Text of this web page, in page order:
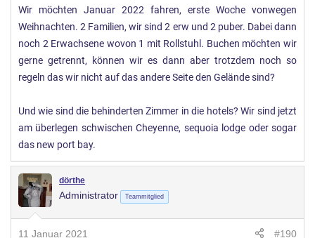
Wir möchten Januar 2022 fahren, erste Woche vonwegen
Weihnachten. 2 Familien, wir sind 2 erw und 2 puber. Dabei dann
noch 2 Erwachsene wovon 1 mit Rollstuhl. Buchen möchten wir
gerne getrennt, können wir es dann aber trotzdem noch so
regeln das wir nicht auf das andere Seite den Gelände sind?
Und wie sind die behinderten Zimmer in die hotels? Wir sind jetzt
am überlegen schwischen Cheyenne, sequoia lodge oder sogar
das new port bay.
dörthe
Administrator Teammitglied
11 Januar 2021 #190